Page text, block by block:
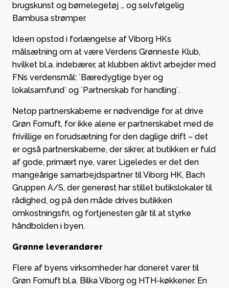
brugskunst og børnelegetøj … og selvfølgelig
Bambusa strømper.
Ideen opstod i forlængelse af Viborg HKs
målsætning om at være Verdens Grønneste Klub,
hvilket bl.a. indebærer, at klubben aktivt arbejder med
FNs verdensmål: ´Bæredygtige byer og
lokalsamfund´ og ´Partnerskab for handling´.
Netop partnerskaberne er nødvendige for at drive
Grøn Fornuft, for ikke alene er partnerskabet med de
frivillige en forudsætning for den daglige drift – det
er også partnerskaberne, der sikrer, at butikken er fuld
af gode, primært nye, varer. Ligeledes er det den
mangeårige samarbejdspartner til Viborg HK, Bach
Gruppen A/S, der generøst har stillet butikslokaler til
rådighed, og på den måde drives butikken
omkostningsfri, og fortjenesten går til at styrke
håndbolden i byen.
Grønne leverandører
Flere af byens virksomheder har doneret varer til
Grøn Fornuft bl.a. Bilka Viborg og HTH-køkkener. En